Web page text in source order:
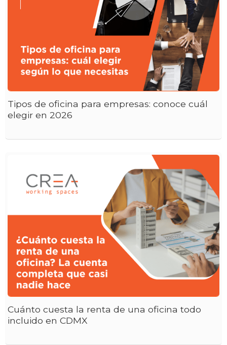
Tipos de oficina para empresas: conoce cuál
elegir en 2026
Cuánto cuesta la renta de una oficina todo
incluido en CDMX